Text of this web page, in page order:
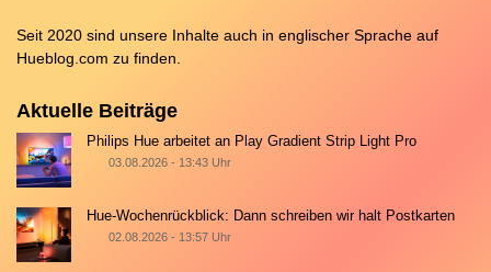
Seit 2020 sind unsere Inhalte auch in englischer Sprache auf
Hueblog.com zu finden.
Aktuelle Beiträge
Philips Hue arbeitet an Play Gradient Strip Light Pro
03.08.2026 - 13:43 Uhr
Hue-Wochenrückblick: Dann schreiben wir halt Postkarten
02.08.2026 - 13:57 Uhr